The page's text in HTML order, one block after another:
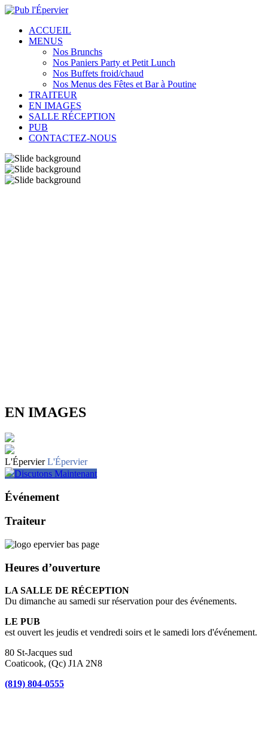
ACCUEIL
MENUS
Nos Brunchs
Nos Paniers Party et Petit Lunch
Nos Buffets froid/chaud
Nos Menus des Fêtes et Bar à Poutine
TRAITEUR
EN IMAGES
SALLE RÉCEPTION
PUB
CONTACTEZ-NOUS
EN IMAGES
L'Épervier L'Épervier
Discutons Maintenant
Événement
Traiteur
Heures d’ouverture
LA SALLE DE RÉCEPTION
Du dimanche au samedi sur réservation pour des événements.
LE PUB
est ouvert les jeudis et vendredi soirs et le samedi lors d'événement.
80 St-Jacques sud
Coaticook, (Qc) J1A 2N8
(819) 804-0555